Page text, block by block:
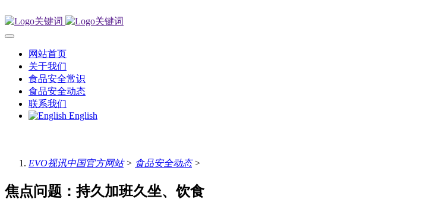
网站首页
关于我们
食品安全常识
食品安全动态
联系我们
English
EVO视讯中国官方网站> 食品安全动态>
焦点问题：持久加班久坐、饮食